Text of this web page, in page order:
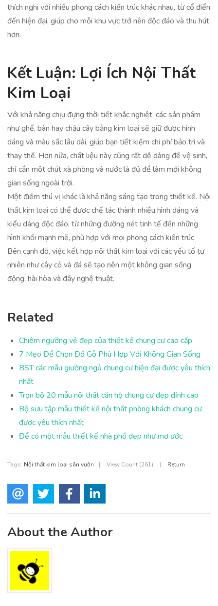
thích nghi với nhiều phong cách kiến trúc khác nhau, từ cổ điển
đến hiện đại, giúp cho mỗi khu vực trở nên độc đáo và thu hút
hơn.
Kết Luận: Lợi Ích Nội Thất
Kim Loại
Với khả năng chịu đựng thời tiết khắc nghiệt, các sản phẩm
như ghế, bàn hay chậu cây bằng kim loại sẽ giữ được hình
dáng và màu sắc lâu dài, giúp bạn tiết kiệm chi phí bảo trì và
thay thế. Hơn nữa, chất liệu này cũng rất dễ dàng để vệ sinh,
chỉ cần một chút xà phòng và nước là đủ để làm mới không
gian sống ngoài trời.
Một điểm thú vị khác là khả năng sáng tạo trong thiết kế. Nội
thất kim loại có thể được chế tác thành nhiều hình dáng và
kiểu dáng độc đáo, từ những đường nét tinh tế đến những
hình khối mạnh mẽ, phù hợp với mọi phong cách kiến trúc.
Bên cạnh đó, việc kết hợp nội thất kim loại với các yếu tố tự
nhiên như cây cỏ và đá sẽ tạo nên một không gian sống
động, hài hòa và đầy nghệ thuật.
Related
Chiêm ngưỡng vẻ đẹp của thiết kế chung cư cao cấp
7 Mẹo Để Chọn Đồ Gỗ Phù Hợp Với Không Gian Sống
BST các mẫu giường ngủ chung cư hiện đại được yêu thích
nhất
Trọn bộ 20 mẫu nội thất căn hộ chung cư đẹp đỉnh cao
Bộ sưu tập mẫu thiết kế nội thất phòng khách chung cư
được yêu thích nhất
Để có một mẫu thiết kế nhà phố đẹp như mơ ước
Tags: Nội thất kim loại sân vườn | View Count (261) | Return
About the Author